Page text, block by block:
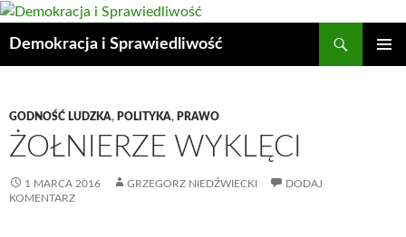
Przejdź
treści
Demokracja i Sprawiedliwość
GODNOŚĆ LUDZKA, POLITYKA, PRAWO
ŻOŁNIERZE WYKLĘCI
1 MARCA 2016 GRZEGORZ NIEDŹWIECKI
DODAJ
KOMENTARZ